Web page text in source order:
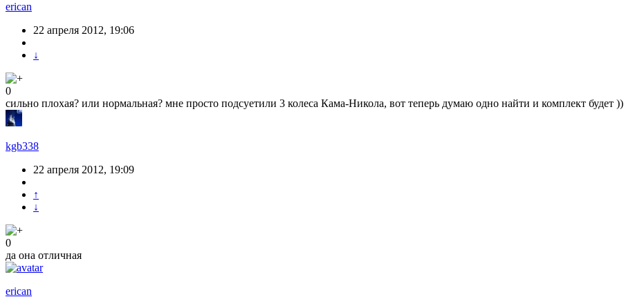
erican
22 апреля 2012, 19:06
↓
0
сильно плохая? или нормальная? мне просто подсуетили 3 колеса Кама-Никола, вот теперь думаю одно найти и комплект будет ))
kgb338
22 апреля 2012, 19:09
↑
↓
0
да она отличная
erican